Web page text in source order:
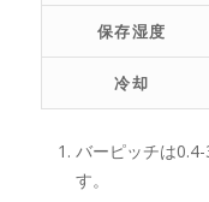
保存湿度
冷却
バーピッチは
す。